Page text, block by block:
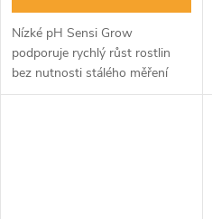
Nízké pH Sensi Grow
podporuje rychlý růst rostlin
bez nutnosti stálého měření
pH. Dávkování 4 ml na 1 l vody